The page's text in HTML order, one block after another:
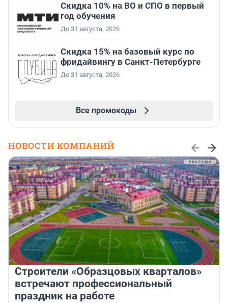
Скидка 10% на ВО и СПО в первый
год обучения
До 31 августа, 2026
Скидка 15% на базовый курс по
фридайвингу в Санкт-Петербурге
До 31 августа, 2026
Все промокоды
НОВОСТИ КОМПАНИЙ
Строители «Образцовых кварталов»
встречают профессиональный
праздник на работе